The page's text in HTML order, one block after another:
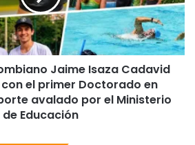
Jaime Isaza Cadavid
el primer Doctorado en
avalado por el Ministerio
de Educación